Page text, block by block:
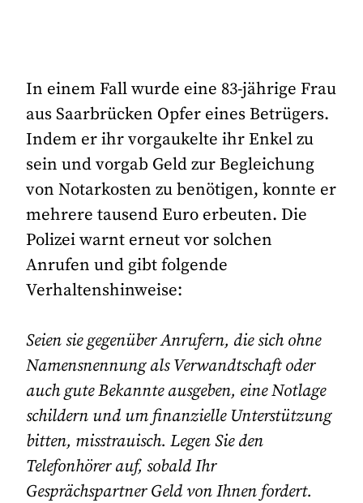
In einem Fall wurde eine 83-jährige Frau
aus Saarbrücken Opfer eines Betrügers.
Indem er ihr vorgaukelte ihr Enkel zu
sein und vorgab Geld zur Begleichung
von Notarkosten zu benötigen, konnte er
mehrere tausend Euro erbeuten. Die
Polizei warnt erneut vor solchen
Anrufen und gibt folgende
Verhaltenshinweise:
Seien sie gegenüber Anrufern, die sich ohne
Namensnennung als Verwandtschaft oder
auch gute Bekannte ausgeben, eine Notlage
schildern und um finanzielle Unterstützung
bitten, misstrauisch. Legen Sie den
Telefonhörer auf, sobald Ihr
Gesprächspartner Geld von Ihnen fordert.